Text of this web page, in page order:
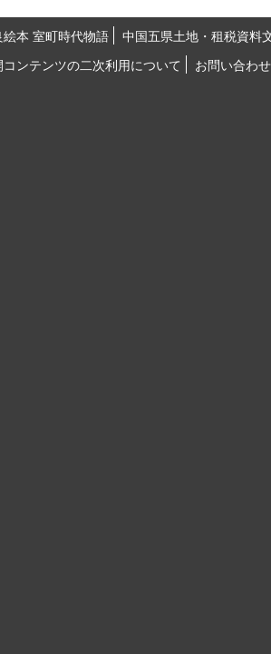
絵本 室町時代物語
中国五県土地・租税資料
コンテンツの二次利用について
お問い合わせ